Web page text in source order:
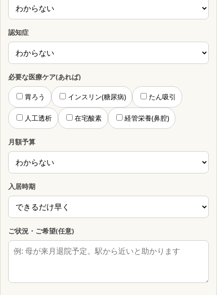
認知症
必要な医療ケア(あれば)
胃ろう インスリン(糖尿病) たん吸引
人工透析 在宅酸素 経管栄養(鼻腔)
月額予算
入居時期
ご状況・ご希望(任意)